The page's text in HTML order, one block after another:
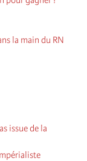
la main du RN
issue de la